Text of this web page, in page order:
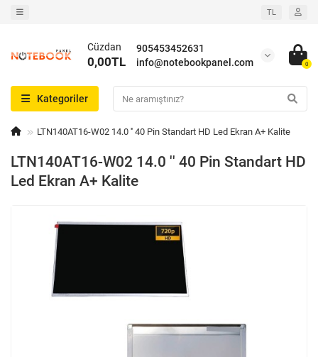
TL
905453452631
info@notebookpanel.com
Cüzdan
0,00TL 0
Kategoriler
LTN140AT16-W02 14.0 '' 40 Pin Standart HD Led Ekran A+ Kalite
LTN140AT16-W02 14.0 '' 40 Pin Standart HD
Led Ekran A+ Kalite